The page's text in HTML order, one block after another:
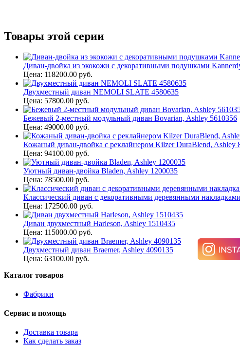
Товары этой серии
Диван-двойка из экокожи с декоративными подушками
Цена: 118200.00 руб.
Двухместный диван NEMOLI SLATE 4580635
Цена: 57800.00 руб.
Бежевый 2-местный модульный диван Bovarian, Ashley 5610356
Цена: 49000.00 руб.
Кожаный диван-двойка с реклайнером Kilzer DuraBlend, Ashley
Цена: 94100.00 руб.
Уютный диван-двойка Bladen, Ashley 1200035
Цена: 78500.00 руб.
Классический диван с декоративными деревянными
Цена: 172500.00 руб.
Диван двухместный Harleson, Ashley 1510435
Цена: 115000.00 руб.
Двухместный диван Braemer, Ashley 4090135
Цена: 63100.00 руб.
Каталог товаров
Фабрики
Сервис и помощь
Доставка товара
Как сделать заказ